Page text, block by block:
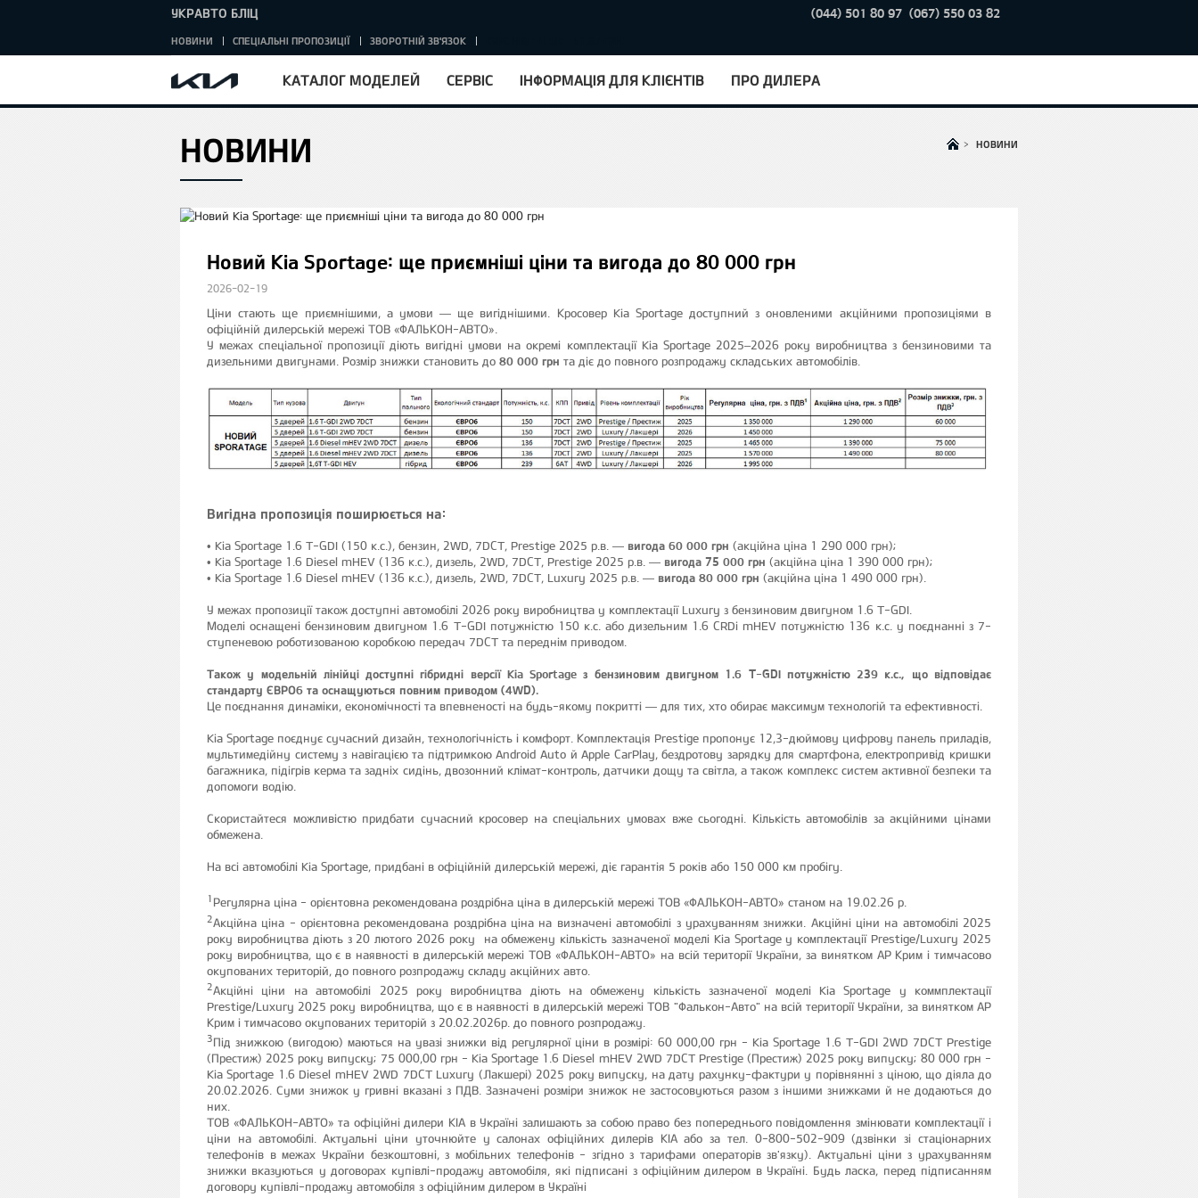
КАТАЛОГ МОДЕЛЕЙ СЕРВІС ІНФОРМАЦІЯ ДЛЯ КЛІЄНТІВ ПРО ДИЛЕРА
УКРАВТО БЛІЦ (044) 501 80 97 (067) 550 03 82
НОВИНИ СПЕЦІАЛЬНІ ПРОПОЗИЦІЇ ЗВОРОТНІЙ ЗВ'ЯЗОК
> НОВИНИ
НОВИНИ
Новий Kia Sportage: ще приємніші ціни та вигода до 80 000 грн
2026-02-19
Ціни стають ще приємнішими, а умови — ще вигіднішими. Кросовер Kia Sportage доступний з оновленими акційними пропозиціями в
офіційній дилерській мережі ТОВ «ФАЛЬКОН-АВТО».
У межах спеціальної пропозиції діють вигідні умови на окремі комплектації Kia Sportage 2025–2026 року виробництва з бензиновими та
дизельними двигунами. Розмір знижки становить до 80 000 грн та діє до повного розпродажу складських автомобілів.
Вигідна пропозиція поширюється на:
• Kia Sportage 1.6 T-GDI (150 к.с.), бензин, 2WD, 7DCT, Prestige 2025 р.в. — вигода 60 000 грн (акційна ціна 1 290 000 грн);
• Kia Sportage 1.6 Diesel mHEV (136 к.с.), дизель, 2WD, 7DCT, Prestige 2025 р.в. — вигода 75 000 грн (акційна ціна 1 390 000 грн);
• Kia Sportage 1.6 Diesel mHEV (136 к.с.), дизель, 2WD, 7DCT, Luxury 2025 р.в. — вигода 80 000 грн (акційна ціна 1 490 000 грн).
У межах пропозиції також доступні автомобілі 2026 року виробництва у комплектації Luxury з бензиновим двигуном 1.6 T-GDI.
Моделі оснащені бензиновим двигуном 1.6 T-GDI потужністю 150 к.с. або дизельним 1.6 CRDi mHEV потужністю 136 к.с. у поєднанні з 7-
ступеневою роботизованою коробкою передач 7DCT та переднім приводом.
Також у модельній лінійці доступні гібридні версії Kia Sportage з бензиновим двигуном 1.6 T-GDI потужністю 239 к.с., що відповідає
стандарту ЄВРО6 та оснащуються повним приводом (4WD).
Це поєднання динаміки, економічності та впевненості на будь-якому покритті — для тих, хто обирає максимум технологій та ефективності.
Kia Sportage поєднує сучасний дизайн, технологічність і комфорт. Комплектація Prestige пропонує 12,3-дюймову цифрову панель приладів,
мультимедійну систему з навігацією та підтримкою Android Auto й Apple CarPlay, бездротову зарядку для смартфона, електропривід кришки
багажника, підігрів керма та задніх сидінь, двозонний клімат-контроль, датчики дощу та світла, а також комплекс систем активної безпеки та
допомоги водію.
Скористайтеся можливістю придбати сучасний кросовер на спеціальних умовах вже сьогодні. Кількість автомобілів за акційними цінами
обмежена.
На всі автомобілі Kia Sportage, придбані в офіційній дилерській мережі, діє гарантія 5 років або 150 000 км пробігу.
1 Регулярна ціна - орієнтовна рекомендована роздрібна ціна в дилерській мережі ТОВ «ФАЛЬКОН-АВТО» станом на 19.02.26 р.
2Акційна ціна - орієнтовна рекомендована роздрібна ціна на визначені автомобілі з урахуванням знижки. Акційні ціни на автомобілі 2025
року виробництва діють з 20 лютого 2026 року на обмежену кількість зазначеної моделі Kia Sportage у комплектації Prestige/Luxury 2025
року виробництва, що є в наявності в дилерській мережі ТОВ «ФАЛЬКОН-АВТО» на всій території України, за винятком АР Крим і тимчасово
окупованих територій, до повного розпродажу складу акційних авто.
2Акційні ціни на автомобілі 2025 року виробництва діють на обмежену кількість зазначеної моделі Kia Sportage у коммплектації
Prestige/Luxury 2025 року виробництва, що є в наявності в дилерській мережі ТОВ "Фалькон-Авто" на всій території України, за винятком АР
Крим і тимчасово окупованих територій з 20.02.2026р. до повного розпродажу.
3Під знижкою (вигодою) маються на увазі знижки від регулярної ціни в розмірі: 60 000,00 грн - Kia Sportage 1.6 T-GDI 2WD 7DCT Prestige
(Престиж) 2025 року випуску; 75 000,00 грн - Kia Sportage 1.6 Diesel mHEV 2WD 7DCT Prestige (Престиж) 2025 року випуску; 80 000 грн -
Kia Sportage 1.6 Diesel mHEV 2WD 7DCT Luxury (Лакшері) 2025 року випуску, на дату рахунку-фактури у порівнянні з ціною, що діяла до
20.02.2026. Суми знижок у гривні вказані з ПДВ. Зазначені розміри знижок не застосовуються разом з іншими знижками й не додаються до
них.
ТОВ «ФАЛЬКОН-АВТО» та офіційні дилери КІА в Україні залишають за собою право без попереднього повідомлення змінювати комплектації і
ціни на автомобілі. Актуальні ціни уточнюйте у салонах офіційних дилерів КІА або за тел. 0-800-502-909 (дзвінки зі стаціонарних
телефонів в межах України безкоштовні, з мобільних телефонів - згідно з тарифами операторів зв'язку). Актуальні ціни з урахуванням
знижки вказуються у договорах купівлі-продажу автомобіля, які підписані з офіційним дилером в Україні. Будь ласка, перед підписанням
договору купівлі-продажу автомобіля з офіційним дилером в Україні